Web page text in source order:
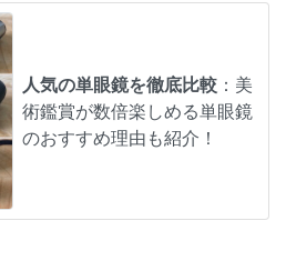
人気の単眼鏡を徹底比較 ：美
術鑑賞が数倍楽しめる単眼鏡
のおすすめ理由も紹介！